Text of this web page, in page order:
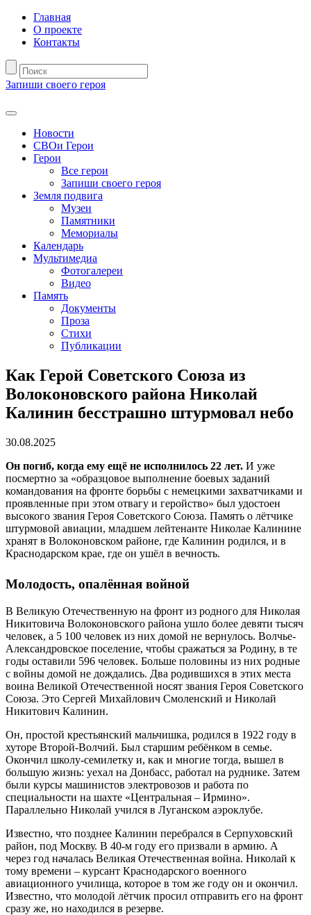
Главная
О проекте
Контакты
Запиши своего героя
Новости
СВОи Герои
Герои
Все герои
Запиши своего героя
Земля подвига
Музеи
Памятники
Мемориалы
Календарь
Мультимедиа
Фотогалереи
Видео
Память
Документы
Проза
Стихи
Публикации
Как Герой Советского Союза из
Волоконовского района Николай
Калинин бесстрашно штурмовал небо
30.08.2025
Он погиб, когда ему ещё не исполнилось 22 лет. И уже
посмертно за «образцовое выполнение боевых заданий
командования на фронте борьбы с немецкими захватчиками и
проявленные при этом отвагу и геройство» был удостоен
высокого звания Героя Советского Союза. Память о лётчике
штурмовой авиации, младшем лейтенанте Николае Калинине
хранят в Волоконовском районе, где Калинин родился, и в
Краснодарском крае, где он ушёл в вечность.
Молодость, опалённая войной
В Великую Отечественную на фронт из родного для Николая
Никитовича Волоконовского района ушло более девяти тысяч
человек, а 5 100 человек из них домой не вернулось. Волчье-
Александровское поселение, чтобы сражаться за Родину, в те
годы оставили 596 человек. Больше половины из них родные
с войны домой не дождались. Два родившихся в этих места
воина Великой Отечественной носят звания Героя Советского
Союза. Это Сергей Михайлович Смоленский и Николай
Никитович Калинин.
Он, простой крестьянский мальчишка, родился в 1922 году в
хуторе Второй-Волчий. Был старшим ребёнком в семье.
Окончил школу-семилетку и, как и многие тогда, вышел в
большую жизнь: уехал на Донбасс, работал на руднике. Затем
были курсы машинистов электровозов и работа по
специальности на шахте «Центральная – Ирмино».
Параллельно Николай учился в Луганском аэроклубе.
Известно, что позднее Калинин перебрался в Серпуховский
район, под Москву. В 40-м году его призвали в армию. А
через год началась Великая Отечественная война. Николай к
тому времени – курсант Краснодарского военного
авиационного училища, которое в том же году он и окончил.
Известно, что молодой лётчик просил отправить его на фронт
сразу же, но находился в резерве.